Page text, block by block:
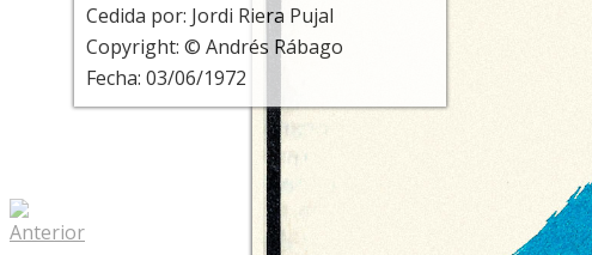
Cedida por: Jordi Riera Pujal
Copyright: © Andrés Rábago
Fecha: 03/06/1972